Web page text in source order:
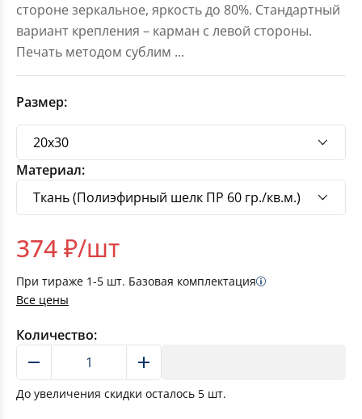
стороне зеркальное, яркость до 80%. Стандартный
вариант крепления – карман с левой стороны.
Печать методом сублим ...
Размер:
Материал:
374₽/шт
При тираже 1-5 шт. Базовая комплектация
Все цены
Количество:
До увеличения скидки осталось 5 шт.